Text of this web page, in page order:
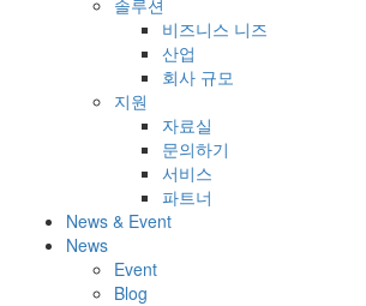
비즈니스 니즈
산업
회사 규모
지원
자료실
문의하기
서비스
파트너
News & Event
News
Event
Blog